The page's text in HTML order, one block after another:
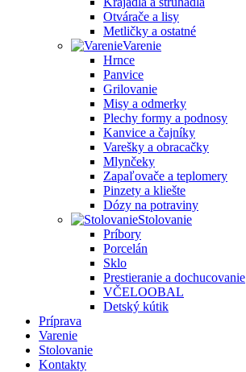
Otvárače a lisy
Metličky a ostatné
Varenie
Hrnce
Panvice
Grilovanie
Misy a odmerky
Plechy formy a podnosy
Kanvice a čajníky
Varešky a obracačky
Mlynčeky
Zapaľovače a teplomery
Pinzety a kliešte
Dózy na potraviny
Stolovanie
Príbory
Porcelán
Sklo
Prestieranie a dochucovanie
VČELOOBAL
Detský kútik
Príprava
Varenie
Stolovanie
Kontakty